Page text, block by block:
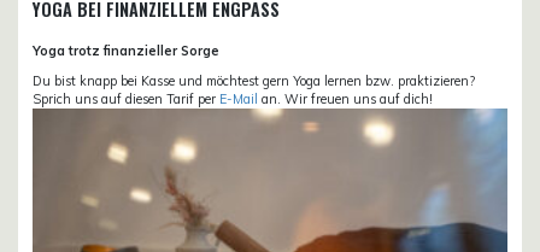
YOGA BEI FINANZIELLEM ENGPASS
Yoga trotz finanzieller Sorge
Du bist knapp bei Kasse und möchtest gern Yoga lernen bzw. praktizieren?
Sprich uns auf diesen Tarif per E-Mail an. Wir freuen uns auf dich!